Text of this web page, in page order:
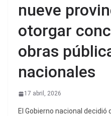
nueve
otorgar
obras
nacionales
17 abril, 2026
El Gobierno nacional